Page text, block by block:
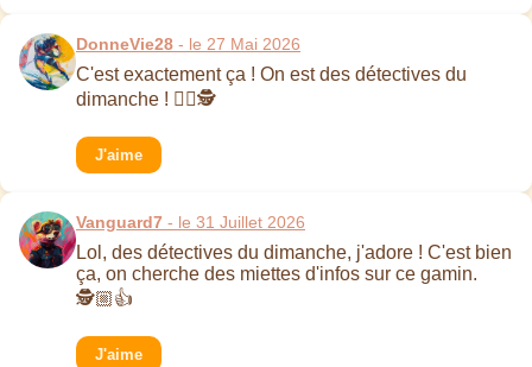
DonneVie28 - le 27 Mai 2026
C'est exactement ça ! On est des détectives du
dimanche ! 🕵️‍♀️🕵
J'aime
Vanguard7 - le 31 Juillet 2026
Lol, des détectives du dimanche, j'adore ! C'est bien
ça, on cherche des miettes d'infos sur ce gamin.
🕵️🏼👍
J'aime